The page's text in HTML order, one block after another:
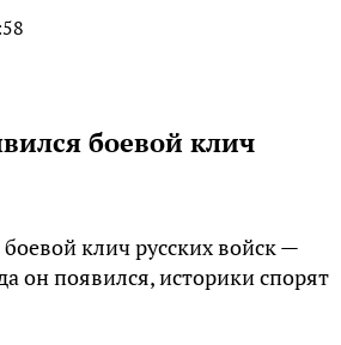
боевой клич
клич русских войск —
он появился, историки спорят